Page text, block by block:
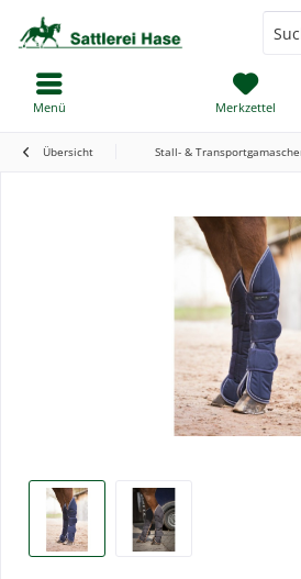
Merkzettel
Menü
Übersicht Stall- &